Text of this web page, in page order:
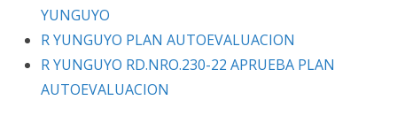
YUNGUYO
R YUNGUYO PLAN AUTOEVALUACION
R YUNGUYO RD.NRO.230-22 APRUEBA PLAN
AUTOEVALUACION